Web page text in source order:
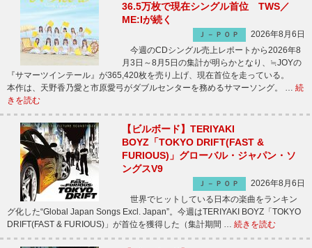
36.5万枚で現在シングル首位 TWS／
ME:Iが続く
Ｊ－ＰＯＰ
2026年8月6日
今週のCDシングル売上レポートから2026年8
月3日～8月5日の集計が明らかとなり、≒JOYの
『サマーツインテール』が365,420枚を売り上げ、現在首位を走っている。
本作は、天野香乃愛と市原愛弓がダブルセンターを務めるサマーソング。 … 続
きを読む
【ビルボード】TERIYAKI
BOYZ「TOKYO DRIFT(FAST &
FURIOUS)」グローバル・ジャパン・ソ
ングスV9
Ｊ－ＰＯＰ
2026年8月6日
世界でヒットしている日本の楽曲をランキン
グ化した“Global Japan Songs Excl. Japan”。今週はTERIYAKI BOYZ「TOKYO
DRIFT(FAST & FURIOUS)」が首位を獲得した（集計期間 … 続きを読む